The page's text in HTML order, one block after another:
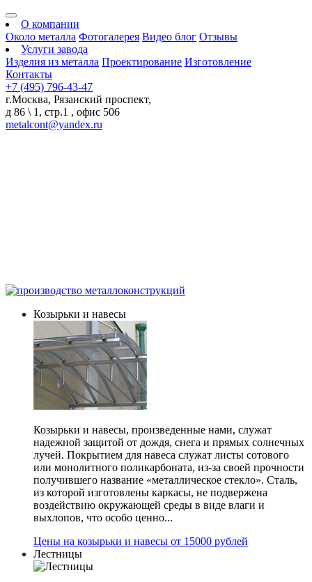
О компании
Около металла Фотогалерея Видео блог Отзывы
Услуги завода
Изделия из металла Проектирование Изготовление
Контакты
+7 (495) 796-43-47
г.Москва, Рязанский проспект,
д 86 \ 1, стр.1 , офис 506
metalcont@yandex.ru
Козырьки и навесы
Козырьки и навесы, произведенные нами, служат
надежной защитой от дождя, снега и прямых солнечных
лучей. Покрытием для навеса служат листы сотового
или монолитного поликарбоната, из-за своей прочности
получившего название «металлическое стекло». Сталь,
из которой изготовлены каркасы, не подвержена
воздействию окружающей среды в виде влаги и
выхлопов, что особо ценно...
Цены на козырьки и навесы от 15000 рублей
Лестницы